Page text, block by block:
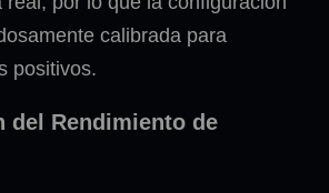
calibrada para
positivos.
del Rendimiento de